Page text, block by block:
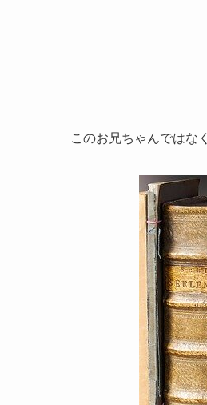
このお兄ちゃんではなく